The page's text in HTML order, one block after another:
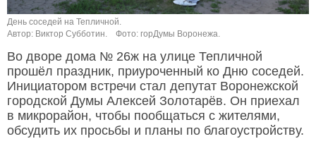
День соседей на Тепличной.
Автор: Виктор Субботин.
Фото: горДумы Воронежа.
Во дворе дома № 26ж на улице Тепличной
прошёл праздник, приуроченный ко Дню соседей.
Инициатором встречи стал депутат Воронежской
городской Думы Алексей Золотарёв. Он приехал
в микрорайон, чтобы пообщаться с жителями,
обсудить их просьбы и планы по благоустройству.